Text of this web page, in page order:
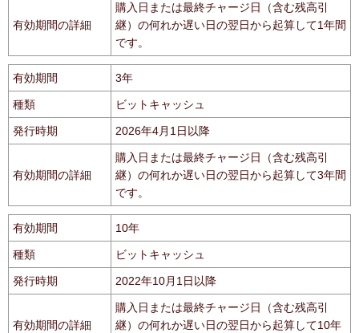
有効期間の詳細
購入日または最終チャージ日（含む残高引
継）の何れか遅い日の翌日から起算して1年間
です。
有効期間 3年
種類 ビットキャッシュ
発行時期 2026年4月1日以降
有効期間の詳細
購入日または最終チャージ日（含む残高引
継）の何れか遅い日の翌日から起算して3年間
です。
有効期間 10年
種類 ビットキャッシュ
発行時期 2022年10月1日以降
有効期間の詳細
購入日または最終チャージ日（含む残高引
継）の何れか遅い日の翌日から起算して10年